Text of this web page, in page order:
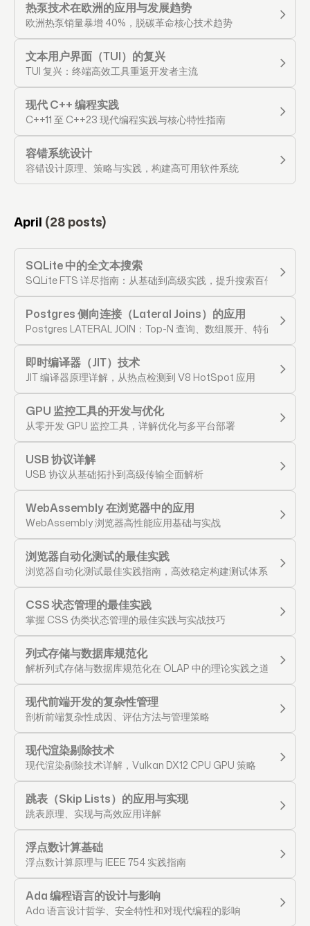
热泵技术在欧洲的应用与发展趋势
欧洲热泵销量暴增 40%，脱碳革命核心技术趋势
文本用户界面（TUI）的复兴
TUI 复兴：终端高效工具重返开发者主流
现代 C++ 编程实践
C++11 至 C++23 现代编程实践与核心特性指南
容错系统设计
容错设计原理、策略与实践，构建高可用软件系统
April (28 posts)
SQLite 中的全文本搜索
SQLite FTS 详尽指南：从基础到高级实践，提升搜索百倍速
Postgres 侧向连接（Lateral Joins）的应用
Postgres LATERAL JOIN：Top-N 查询、数组展开、特征工程实
即时编译器（JIT）技术
JIT 编译器原理详解，从热点检测到 V8 HotSpot 应用
GPU 监控工具的开发与优化
从零开发 GPU 监控工具，详解优化与多平台部署
USB 协议详解
USB 协议从基础拓扑到高级传输全面解析
WebAssembly 在浏览器中的应用
WebAssembly 浏览器高性能应用基础与实战
浏览器自动化测试的最佳实践
浏览器自动化测试最佳实践指南，高效稳定构建测试体系
CSS 状态管理的最佳实践
掌握 CSS 伪类状态管理的最佳实践与实战技巧
列式存储与数据库规范化
解析列式存储与数据库规范化在 OLAP 中的理论实践之道
现代前端开发的复杂性管理
剖析前端复杂性成因、评估方法与管理策略
现代渲染剔除技术
现代渲染剔除技术详解，Vulkan DX12 CPU GPU 策略
跳表（Skip Lists）的应用与实现
跳表原理、实现与高效应用详解
浮点数计算基础
浮点数计算原理与 IEEE 754 实践指南
Ada 编程语言的设计与影响
Ada 语言设计哲学、安全特性和对现代编程的影响